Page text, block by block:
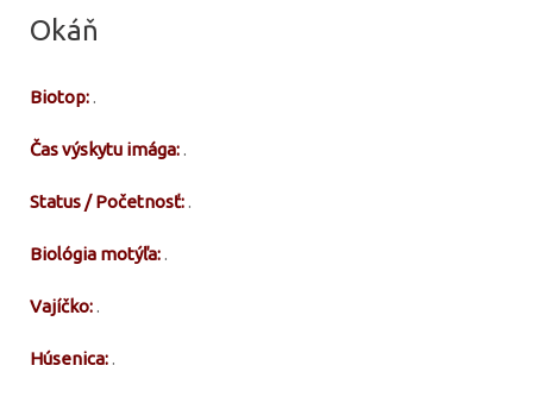
Okáň
Biotop:.
Čas výskytu imága:.
Status / Početnosť:.
Biológia motýľa:.
Vajíčko:.
Húsenica:.